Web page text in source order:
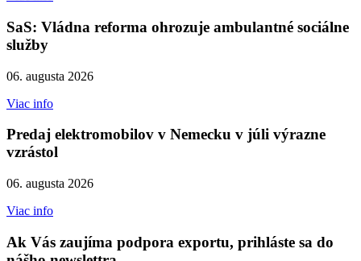
SaS: Vládna reforma ohrozuje ambulantné sociálne
služby
06. augusta 2026
Viac info
Predaj elektromobilov v Nemecku v júli výrazne
vzrástol
06. augusta 2026
Viac info
Ak Vás zaujíma podpora exportu, prihláste sa do